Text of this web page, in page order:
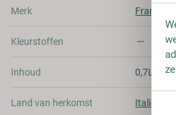
Merk Frangelico
Kleurstoffen
Inhoud 0,7L
Land van herkomst Italië